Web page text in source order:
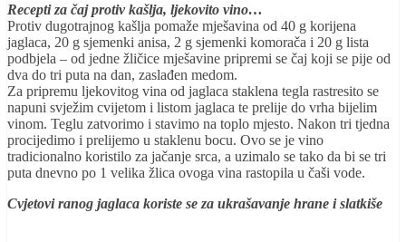
Recepti za čaj protiv kašlja, ljekovito vino…
Protiv dugotrajnog kašlja pomaže mješavina od 40 g korijena
jaglaca, 20 g sjemenki anisa, 2 g sjemenki komorača i 20 g lista
podbjela – od jedne žličice mješavine pripremi se čaj koji se pije od
dva do tri puta na dan, zaslađen medom.
Za pripremu ljekovitog vina od jaglaca staklena tegla rastresito se
napuni svježim cvijetom i listom jaglaca te prelije do vrha bijelim
vinom. Teglu zatvorimo i stavimo na toplo mjesto. Nakon tri tjedna
procijedimo i prelijemo u staklenu bocu. Ovo se je vino
tradicionalno koristilo za jačanje srca, a uzimalo se tako da bi se tri
puta dnevno po 1 velika žlica ovoga vina rastopila u čaši vode.
Cvjetovi ranog jaglaca koriste se za ukrašavanje hrane i slatkiše